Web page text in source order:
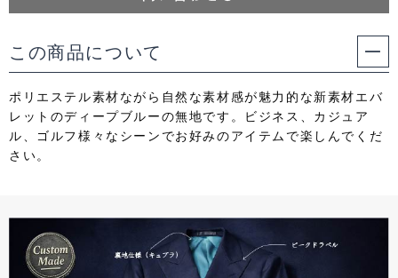
この商品について
ポリエステル素材ながら自然な素材感が魅力的な新素材エバ
レットのディープブルーの無地です。ビジネス、カジュア
ル、ゴルフ様々なシーンでお好みのアイテムで楽しんでくだ
さい。